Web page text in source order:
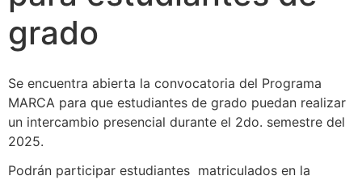
grado
Se encuentra abierta la convocatoria del Programa
MARCA para que estudiantes de grado puedan realizar
un intercambio presencial durante el 2do. semestre del
2025.
Podrán participar estudiantes matriculados en la